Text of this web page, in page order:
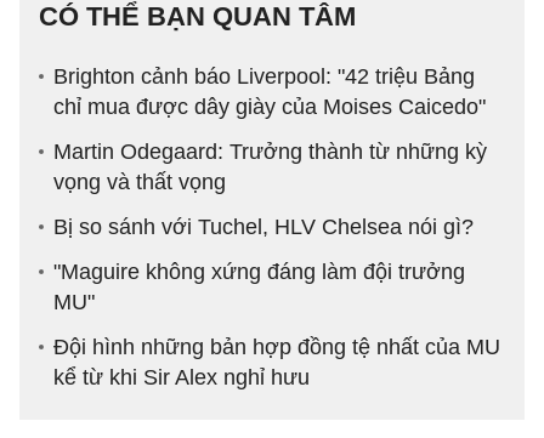
CÓ THỂ BẠN QUAN TÂM
Brighton cảnh báo Liverpool: "42 triệu Bảng
chỉ mua được dây giày của Moises Caicedo"
Martin Odegaard: Trưởng thành từ những kỳ
vọng và thất vọng
Bị so sánh với Tuchel, HLV Chelsea nói gì?
"Maguire không xứng đáng làm đội trưởng
MU"
Đội hình những bản hợp đồng tệ nhất của MU
kể từ khi Sir Alex nghỉ hưu